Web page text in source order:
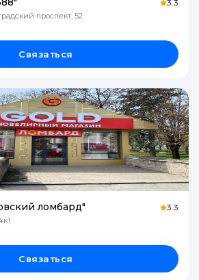
проспект, 52
3.3
Связаться
ломбард" 3.3
Связаться